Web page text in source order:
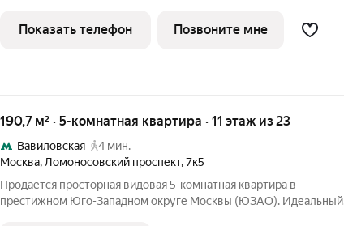
собраться всей семьей и провести вечер в уютной обстановке.
Квартира с 4
Показать телефон Позвоните мне
190,7 м² · 5-комнатная квартира · 11 этаж из 23
Вавиловская
4 мин.
Москва, Ломоносовский проспект,7к5
Продается просторная видовая 5-комнатная квартира в
престижном Юго-Западном округе Москвы (ЮЗАО). Идеальный